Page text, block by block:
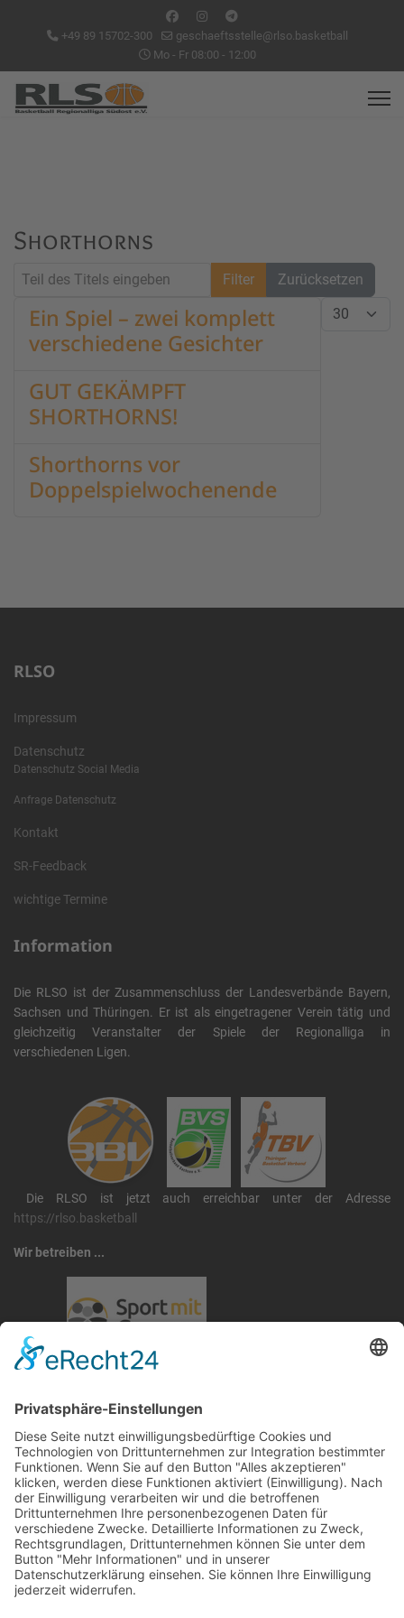
+49 89 15702-300
geschaeftsstelle@rlso.basketball
Mo - Fr 08:00 - 12:00
Shorthorns
Teil des Titels eingeben
Filter Zurücksetzen
Anzeige #
Ein Spiel – zwei komplett
verschiedene Gesichter
GUT GEKÄMPFT
SHORTHORNS!
Shorthorns vor
Doppelspielwochenende
RLSO
Impressum
Datenschutz
Datenschutz Social Media
Anfrage Datenschutz
Kontakt
SR-Feedback
wichtige Termine
Information
Die RLSO ist der Zusammenschluss der Landesverbände Bayern,
Sachsen und Thüringen. Er ist als eingetragener Verein tätig und
gleichzeitig Veranstalter der Spiele der Regionalliga in
verschiedenen Ligen.
Die RLSO ist jetzt auch erreichbar unter der Adresse
https://rlso.basketball
Wir betreiben ...
August 2026
Mo Di Mi Do Fr Sa
So
31 27 28 29 30 31 1
32 3 4 5 6 7 8
9
3310 11 12 13 14
3417 18